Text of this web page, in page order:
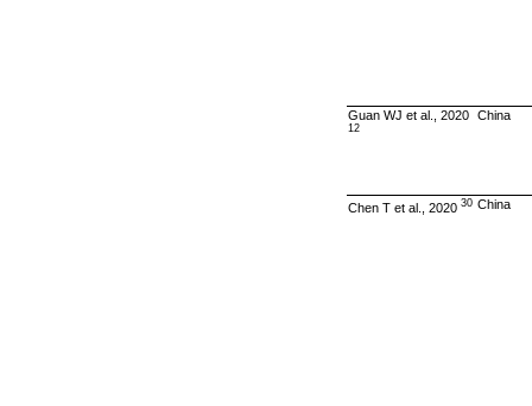
Guan WJ et al., 2020
12
China
Chen T et al., 2020 30 China